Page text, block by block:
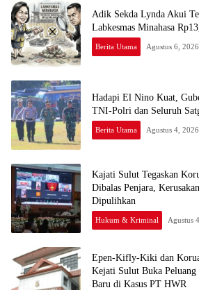
Adik Sekda Lynda Akui
Labkesmas Minahasa
Berita Utama Agustus 6, 2026
Hadapi El Nino Kuat,
TNI-Polri dan Seluruh
Berita Utama Agustus 4, 2026
Kajati Sulut Tegaskan
Dibalas Penjara,
Dipulihkan
Hukum & Kriminal Agustus
Epen-Kifly-Kiki dan
Kejati Sulut Buka Peluang
Baru di Kasus PT HWR